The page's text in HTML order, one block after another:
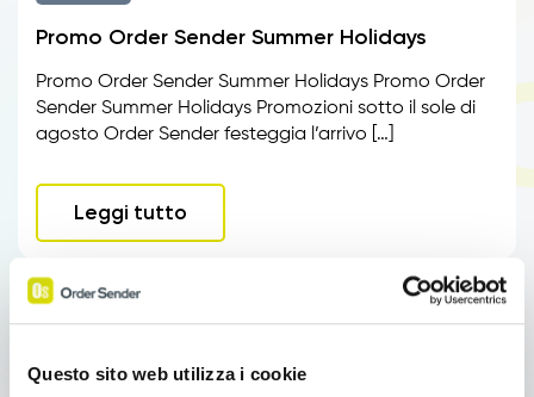
Questo sito web utilizza i cookie
Promo Order Sender Summer Holidays
Promo Order Sender Summer Holidays Promo Order
Sender Summer Holidays Promozioni sotto il sole di
agosto Order Sender festeggia l’arrivo […]
Leggi tutto